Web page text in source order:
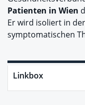
Patienten in Wien
Er wird isoliert in
symptomatischen
Linkbox